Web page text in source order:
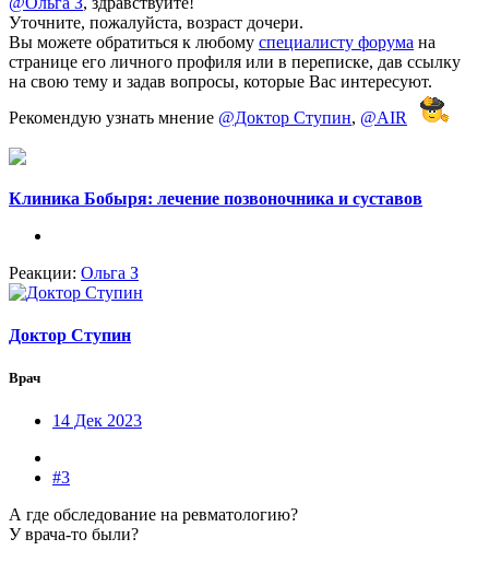
Уточните, пожалуйста, возраст дочери.
Вы можете обратиться к любому специалисту форума на
странице его личного профиля или в переписке, дав ссылку
на свою тему и задав вопросы, которые Вас интересуют.
Рекомендую узнать мнение @Доктор Ступин, @AIR
Клиника Бобыря: лечение позвоночника и суставов
Реакции: Ольга З
Доктор Ступин
Врач
14 Дек 2023
#3
А где обследование на ревматологию?
У врача-то были?